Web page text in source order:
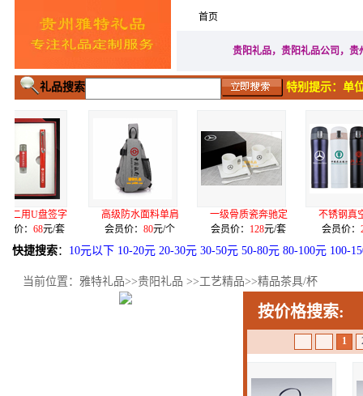
首页
贵阳礼品，贵阳礼品公司，
礼品搜索 特别提示：单
高级防水面料单肩
会员价：
元/个
一级骨质瓷奔驰定
会员价：
元/套
不锈钢真空烤漆弹
会员价：
元/个
快捷搜索： 10元以下 10-20元 20-30元 30-50元 50-80元 80-100元 100-
当前位置： 雅特礼品>>贵阳礼品 >>工艺精品>>精品茶具/杯
按价格搜索:
1